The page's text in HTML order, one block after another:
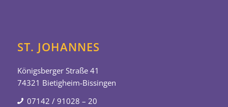
ST. JOHANNES
Königsberger Straße 41
74321 Bietigheim-Bissingen
07142 / 91028 – 20